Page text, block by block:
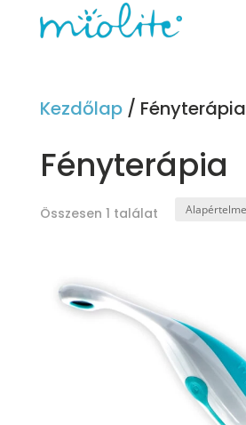
Kezdőlap/ Fényterápia
Fényterápia
Összesen 1 találat